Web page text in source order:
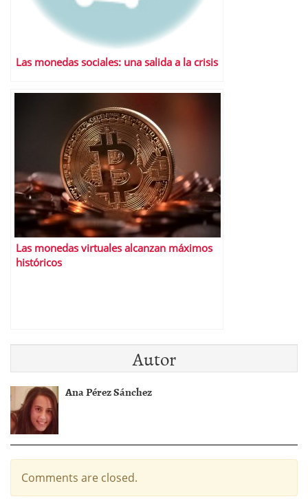
Las monedas sociales: una salida a la crisis
Las monedas virtuales alcanzan máximos
históricos
Autor
Ana Pérez Sánchez
Comments are closed.